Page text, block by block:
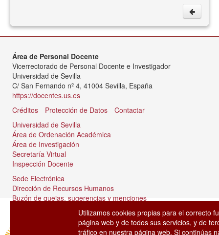
Área de Personal Docente
Vicerrectorado de Personal Docente e Investigador
Universidad de Sevilla
C/ San Fernando nº 4, 41004 Sevilla, España
https://docentes.us.es
Créditos
Protección de Datos
Contactar
Universidad de Sevilla
Área de Ordenación Académica
Área de Investigación
Secretaría Virtual
Inspección Docente
Sede Electrónica
Dirección de Recursos Humanos
Buzón de quejas, sugerencias y menciones
Utilizamos cookies propias para el correcto
página web y de todos sus servicios, y de
tráfico en nuestra página web. Si continúas